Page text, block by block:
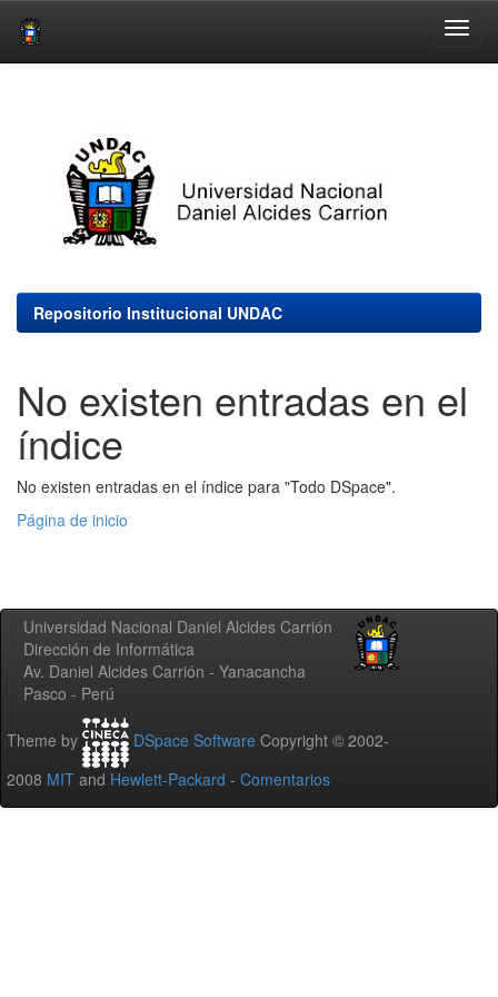
Repositorio Institucional UNDAC
No existen entradas en el
índice
No existen entradas en el índice para "Todo DSpace".
Página de inicio
Universidad Nacional Daniel Alcides Carrión
Dirección de Informática
Av. Daniel Alcides Carrión - Yanacancha
Pasco - Perú
Theme by DSpace Software Copyright © 2002-
2008 MIT and Hewlett-Packard - Comentarios